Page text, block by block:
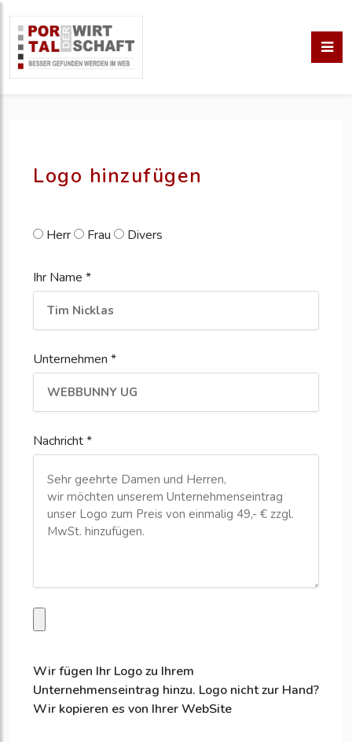
erstellen
Logo hinzufügen
Herr Frau Divers
Ihr Name *
Unternehmen *
Nachricht *
Wir fügen Ihr Logo zu Ihrem
Unternehmenseintrag hinzu. Logo nicht zur Hand?
Wir kopieren es von Ihrer WebSite